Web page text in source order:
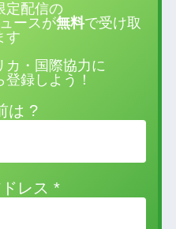
定配信の
ースが無料で受け取
す
カ・国際協力に
録しよう！
は ?
レス *